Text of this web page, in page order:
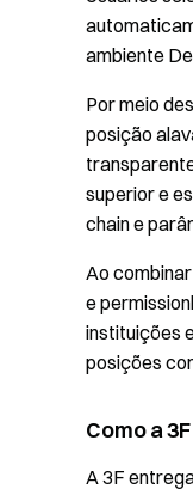
ambiente
Por meio
posição
superior e
chain e
Ao
e
instituições
posições
Como a
A 3F